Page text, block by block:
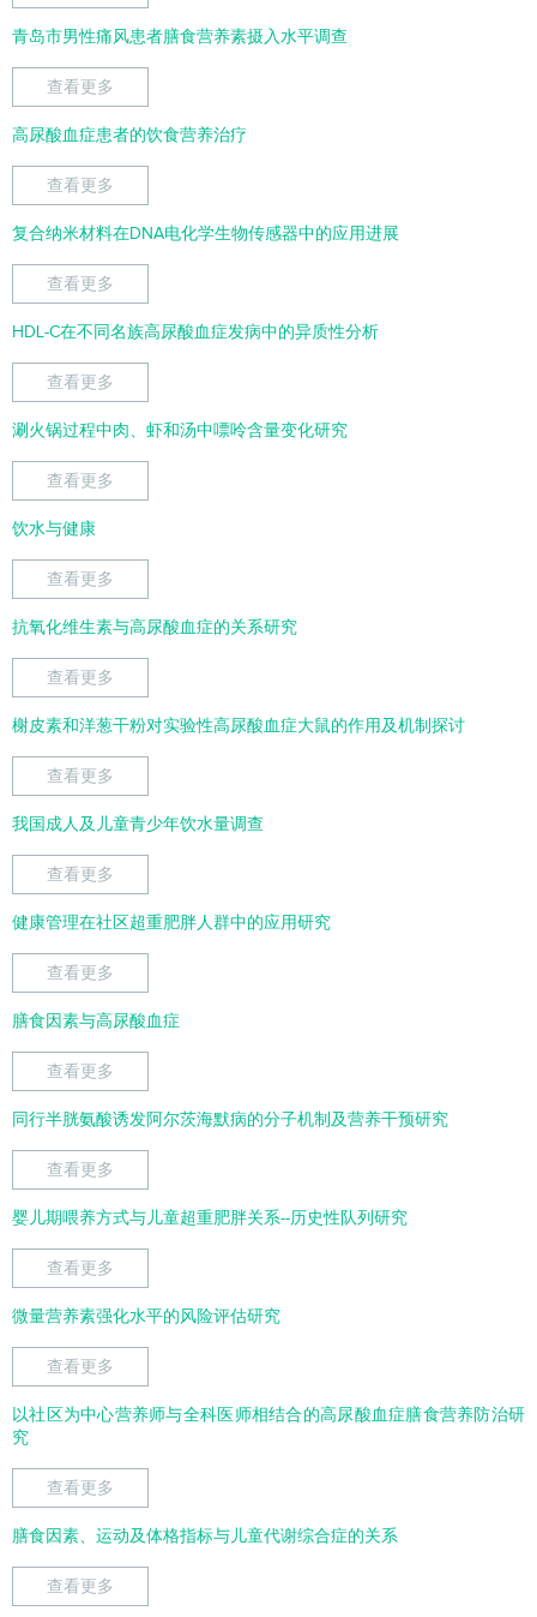
青岛市男性痛风患者膳食营养素摄入水平调查
查看更多
高尿酸血症患者的饮食营养治疗
查看更多
复合纳米材料在DNA电化学生物传感器中的应用进展
查看更多
HDL-C在不同名族高尿酸血症发病中的异质性分析
查看更多
涮火锅过程中肉、虾和汤中嘌呤含量变化研究
查看更多
饮水与健康
查看更多
抗氧化维生素与高尿酸血症的关系研究
查看更多
榭皮素和洋葱干粉对实验性高尿酸血症大鼠的作用及机制探讨
查看更多
我国成人及儿童青少年饮水量调查
查看更多
健康管理在社区超重肥胖人群中的应用研究
查看更多
膳食因素与高尿酸血症
查看更多
同行半胱氨酸诱发阿尔茨海默病的分子机制及营养干预研究
查看更多
婴儿期喂养方式与儿童超重肥胖关系--历史性队列研究
查看更多
微量营养素强化水平的风险评估研究
查看更多
以社区为中心营养师与全科医师相结合的高尿酸血症膳食营养防治研
究
查看更多
膳食因素、运动及体格指标与儿童代谢综合症的关系
查看更多